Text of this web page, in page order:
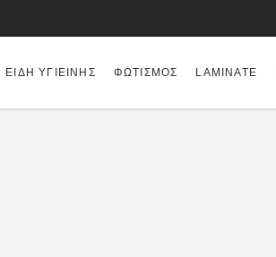
ΕΊΔΗ ΥΓΙΕΙΝΗΣ ΦΩΤΙΣΜΌΣ LAMINATE